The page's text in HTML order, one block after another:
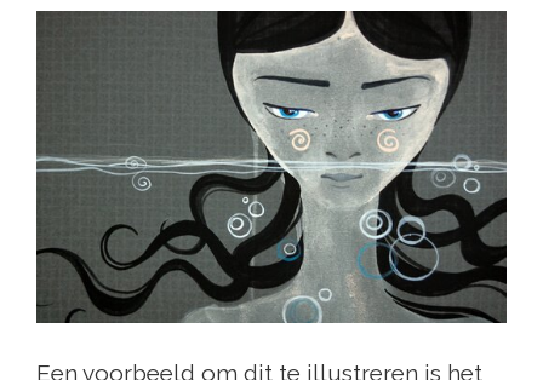
Een voorbeeld om dit te illustreren is het